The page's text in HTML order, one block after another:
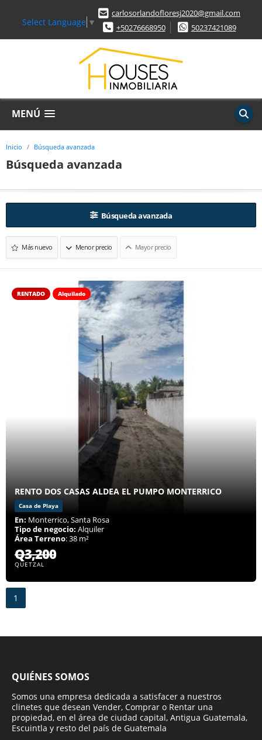
Select Language ▼
carlosorlandofloresj2020@gmail.com
+50276668950
50237421089
MENÚ
Inicio Búsqueda avanzada
Búsqueda avanzada
Búsqueda avanzada
Más nuevo Menor precio Mayor precio
RENTADO Alquilado
RENTO DOS CASAS ALDEA EL PUMPO MONTERRICO
Casa de Playa
En: Monterrico, Santa Rosa
Tipo de negocio: Alquiler
Área Terreno: 38 m²
Q3,200
QUETZAL
1
QUIÉNES SOMOS
Somos una empresa dedicada a satisfacer a nuestros
clinetes que desean Vender, Comprar o Rentar una
propiedad, en el área de ciudad capital, Antigua Guatemala,
Escuintla y resto del país de Guatemala